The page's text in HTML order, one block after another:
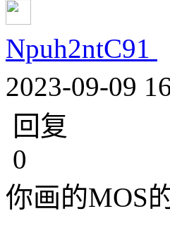
Npuh2ntC91
2023-09-09
回复
0
你画的MOS